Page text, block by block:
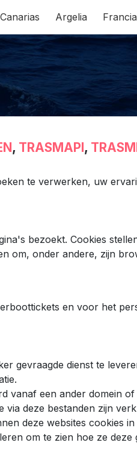
Canarias Argelia Francia
, TRASMAPI,
te verwerken, uw
bezoekt. Cookies
om, onder andere, zijn
en voor het
gevraagde dienst te
vanaf een ander domein
via deze bestanden zijn
deze websites cookies
om te zien hoe ze